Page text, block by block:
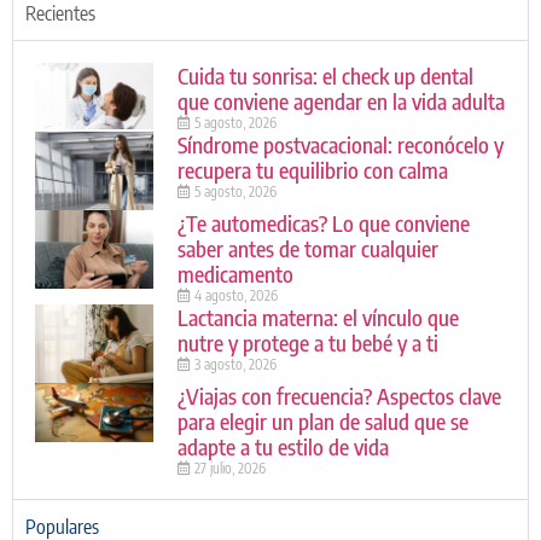
Recientes
Cuida tu sonrisa: el check up dental
que conviene agendar en la vida adulta
5 agosto, 2026
Síndrome postvacacional: reconócelo y
recupera tu equilibrio con calma
5 agosto, 2026
¿Te automedicas? Lo que conviene
saber antes de tomar cualquier
medicamento
4 agosto, 2026
Lactancia materna: el vínculo que
nutre y protege a tu bebé y a ti
3 agosto, 2026
¿Viajas con frecuencia? Aspectos clave
para elegir un plan de salud que se
adapte a tu estilo de vida
27 julio, 2026
Populares